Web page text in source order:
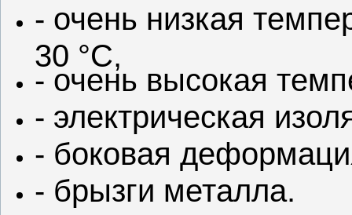
- очень низкая
30 °С,
- очень высокая
- электрическая
- боковая
- брызги металла.